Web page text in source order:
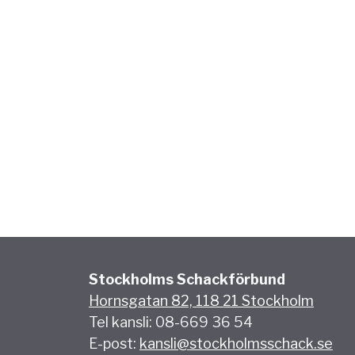
Stockholms Schackförbund
Hornsgatan 82, 118 21 Stockholm
Tel kansli: 08-669 36 54
E-post: kansli@stockholmsschack.se